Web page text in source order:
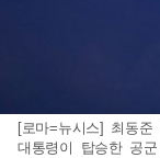
[로마=뉴시스] 최동
대통령이 탑승한 공